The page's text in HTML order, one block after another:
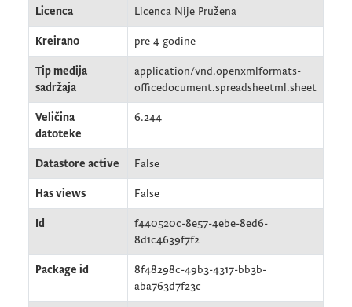
Licenca Licenca Nije Pružena
Kreirano pre 4 godine
Tip medija
sadržaja
application/vnd.openxmlformats-
officedocument.spreadsheetml.sheet
Veličina
datoteke
6.244
Datastore active False
Has views False
Id
f440520c-8e57-4ebe-8ed6-
8d1c4639f7f2
Package id
8f48298c-49b3-4317-bb3b-
aba763d7f23c